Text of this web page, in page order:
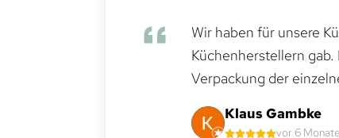
Wir haben für unsere
Küchenherstellern
Verpackung der
Klaus Gambke
vor 6